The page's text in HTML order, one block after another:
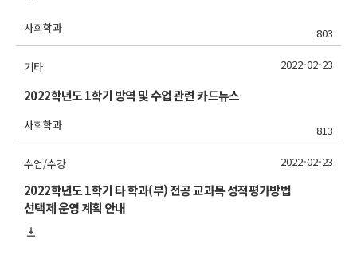
사회학과 803
기타
2022학년도 1학기 방역 및 수업 관련 카드뉴스
사회학과 813
2022-02-23
수업/수강
2022학년도 1학기 타 학과(부) 전공 교과목 성적평가방법
선택제 운영 계획 안내
2022-02-23